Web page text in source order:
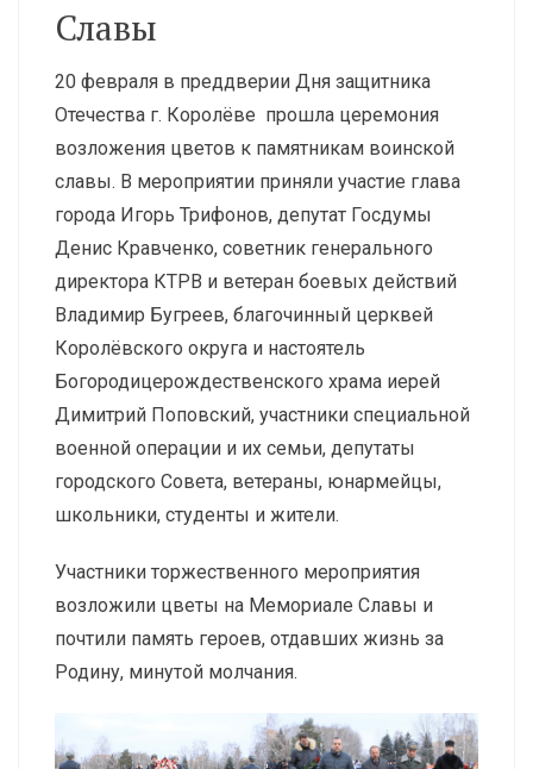
Славы
20 февраля в преддверии Дня защитника
Отечества г. Королёве прошла церемония
возложения цветов к памятникам воинской
славы. В мероприятии приняли участие глава
города Игорь Трифонов, депутат Госдумы
Денис Кравченко, советник генерального
директора КТРВ и ветеран боевых действий
Владимир Бугреев, благочинный церквей
Королёвского округа и настоятель
Богородицерождественского храма иерей
Димитрий Поповский, участники специальной
военной операции и их семьи, депутаты
городского Совета, ветераны, юнармейцы,
школьники, студенты и жители.
Участники торжественного мероприятия
возложили цветы на Мемориале Славы и
почтили память героев, отдавших жизнь за
Родину, минутой молчания.